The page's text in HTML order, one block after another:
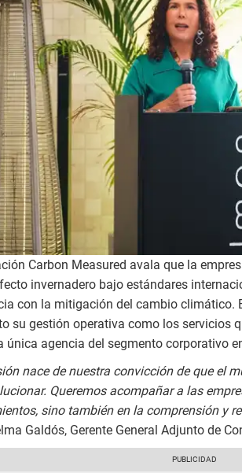
Carbon Measured avala que la
invernadero bajo estándares
con la mitigación del cambio climático.
su gestión operativa como los servicios
única agencia del segmento corporativo
nace de nuestra convicción de que el
Queremos acompañar a las
sino también en la comprensión y
Galdós, Gerente General Adjunto de